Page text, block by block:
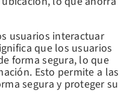
usuarios interactuar
que los usuarios
forma segura, lo que
Esto permite a las
segura y proteger su